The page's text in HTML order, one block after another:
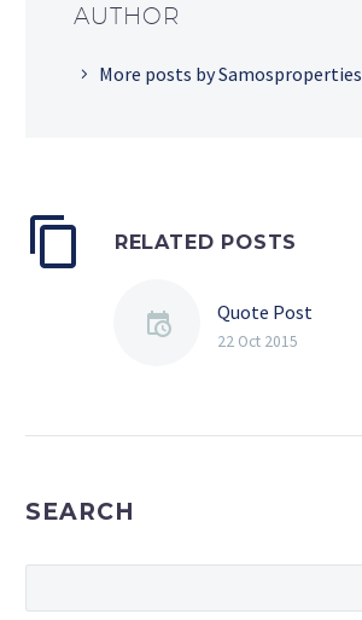
AUTHOR
More posts by Samosproperties
RELATED POSTS
Quote Post
22 Oct 2015
SEARCH